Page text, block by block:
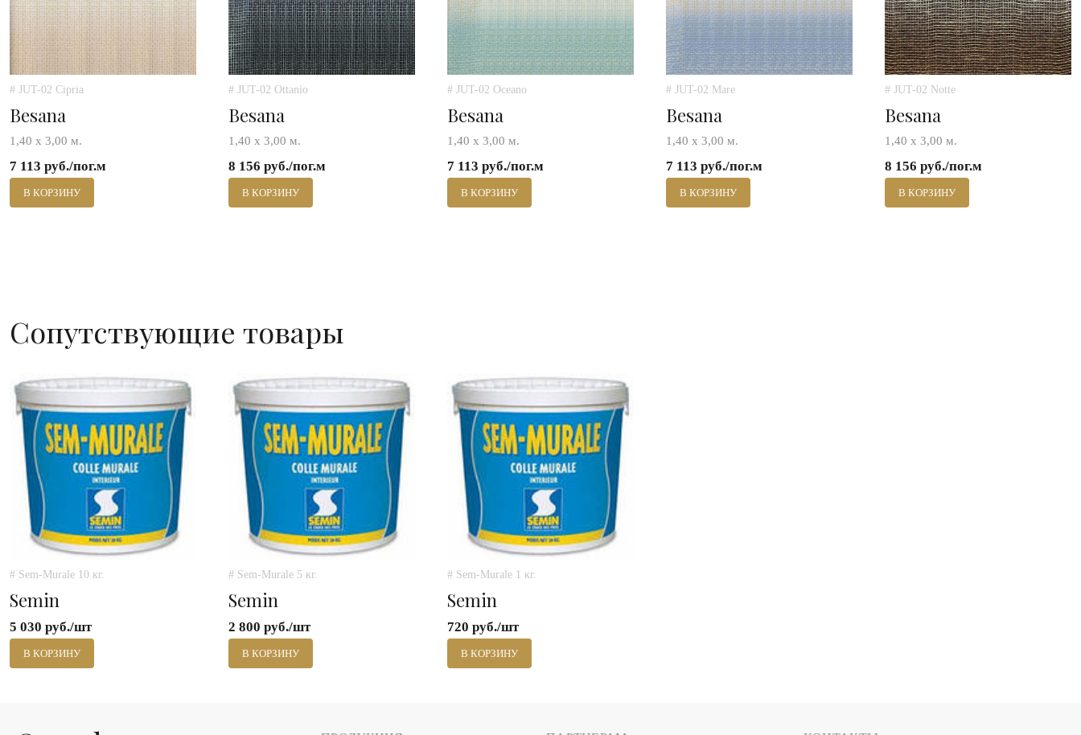
# JUT-02 Cipria
Besana
1,40 х 3,00 м.
7 113 руб./пог.м
В КОРЗИНУ
# JUT-02 Ottanio
Besana
1,40 х 3,00 м.
8 156 руб./пог.м
В КОРЗИНУ
# JUT-02 Oceano
Besana
1,40 х 3,00 м.
7 113 руб./пог.м
В КОРЗИНУ
# JUT-02 Mare
Besana
1,40 х 3,00 м.
7 113 руб./пог.м
В КОРЗИНУ
# JUT-02 Notte
Besana
1,40 х 3,00 м.
8 156 руб./пог.м
В КОРЗИНУ
Сопутствующие товары
# Sem-Murale 10 кг.
Semin
5 030 руб./шт
В КОРЗИНУ
# Sem-Murale 5 кг.
Semin
2 800 руб./шт
В КОРЗИНУ
# Sem-Murale 1 кг.
Semin
720 руб./шт
В КОРЗИНУ